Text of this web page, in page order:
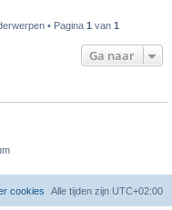
• Pagina 1 van 1
Ga naar
Alle tijden zijn UTC+02:00
cookies